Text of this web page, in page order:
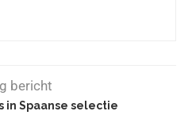
bericht
in Spaanse selectie